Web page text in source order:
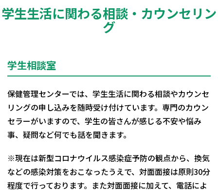
学生生活に関わる相談・カウンセリン
グ
学生相談室
保健管理センターでは、学生生活に関わる相談やカウンセ
リングの申し込みを随時受け付けています。専門のカウン
セラーがいますので、学生の皆さんが感じる不安や悩み
事、疑問など何でも話を聞きます。
※現在は新型コロナウイルス感染症予防の観点から、換気
などの感染対策をおこなったうえで、対面面接は原則30分
程度で行っております。また対面面接に加えて、電話によ